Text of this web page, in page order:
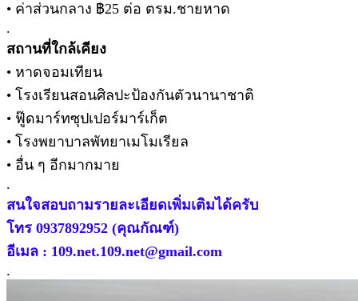
• ค่าส่วนกลาง ฿25 ต่อ ตรม.ชายหาด
.
สถานที่ใกล้เคียง
• หาดจอมเทียน
• โรงเรียนสอนศิลปะป้องกันตัวนานาชาติ
• ฟู๊ดมาร์ทซุปเปอร์มาร์เก็ต
• โรงพยาบาลพัทยาเมโมเรียล
• อื่น ๆ อีกมากมาย
.
สนใจสอบถามรายละเอียดเพิ่มเติมได้ครับ
โทร 0937892952 (คุณกัณฑ์)
อีเมล : 109.net.109.net@gmail.com
.